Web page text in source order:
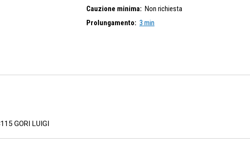
Cauzione minima: Non richiesta
Prolungamento: 3 min
GORI LUIGI